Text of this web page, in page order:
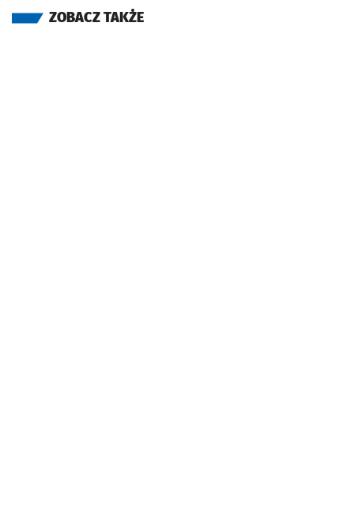
ZOBACZ TAKŻE